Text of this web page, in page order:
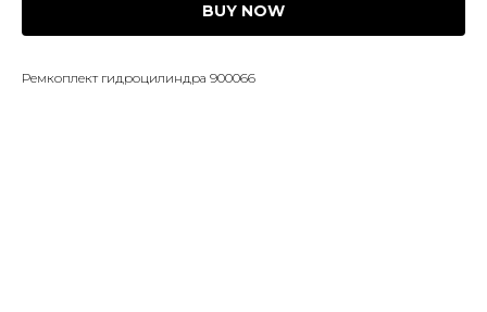
BUY NOW
Ремкоплект гидроцилиндра 900066